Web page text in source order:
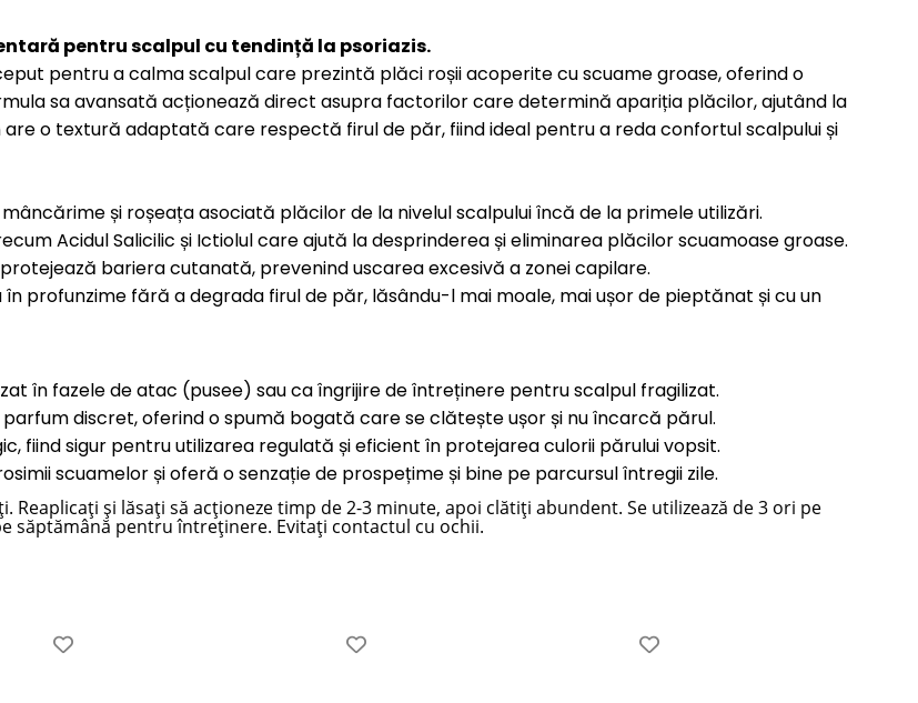
pentru scalpul cu tendință la psoriazis.
pentru a calma scalpul care prezintă plăci roșii acoperite cu scuame groase, oferind o
sa avansată acționează direct asupra factorilor care determină apariția plăcilor, ajutând la
o textură adaptată care respectă firul de păr, fiind ideal pentru a reda confortul scalpului și
și roșeața asociată plăcilor de la nivelul scalpului încă de la primele utilizări.
Acidul Salicilic și Ictiolul care ajută la desprinderea și eliminarea plăcilor scuamoase groase.
bariera cutanată, prevenind uscarea excesivă a zonei capilare.
profunzime fără a degrada firul de păr, lăsându-l mai moale, mai ușor de pieptănat și cu un
în fazele de atac (pusee) sau ca îngrijire de întreținere pentru scalpul fragilizat.
discret, oferind o spumă bogată care se clătește ușor și nu încarcă părul.
fiind sigur pentru utilizarea regulată și eficient în protejarea culorii părului vopsit.
scuamelor și oferă o senzație de prospețime și bine pe parcursul întregii zile.
Reaplicați și lăsați să acționeze timp de 2-3 minute, apoi clătiți abundent. Se utilizează de 3 ori pe
săptămână pentru întreținere. Evitați contactul cu ochii.